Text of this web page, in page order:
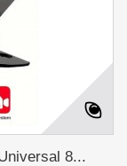
8...